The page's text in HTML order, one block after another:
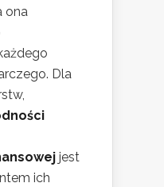
ona
Dla
jest
ich